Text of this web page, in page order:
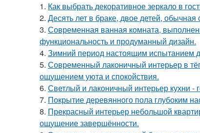
1. Как выбрать декоративное зеркало в
2. Десять лет в браке, двое детей, обычная
3. Современная ванная комната,
функциональность и продуманный дизайн.
4. Зимний период настоящим испытанием
5. Современный лаконичный интерьер в
ощущением уюта и спокойствия.
6. Светлый и лаконичный интерьер кухни -
7. Покрытие деревянного пола глубоким
8. Прекрасный интерьер небольшой
ощущение завершённости.